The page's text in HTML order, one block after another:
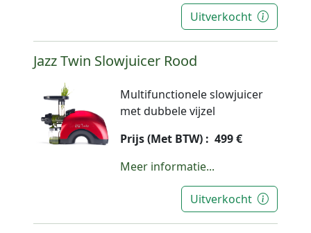
Uitverkocht
Jazz Twin Slowjuicer Rood
Multifunctionele slowjuicer
met dubbele vijzel
Prijs (Met BTW) : 499 €
Meer informatie...
Uitverkocht